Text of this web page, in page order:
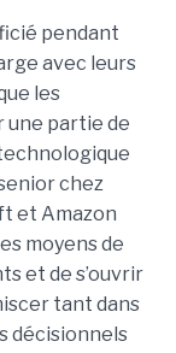
pendant
avec leurs
les
une partie de
chez
et Amazon
moyens de
et de s’ouvrir
tant dans
décisionnels